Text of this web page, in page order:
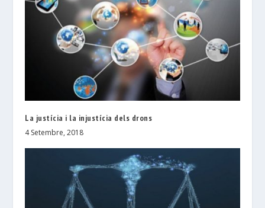
La justícia i la injustícia dels drons
4 Setembre, 2018